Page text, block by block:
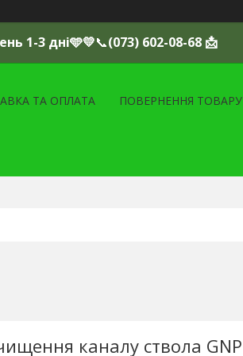
1-3 дні🩵💛📞(073) 602-08-68 📩
ТА ОПЛАТА ПОВЕРНЕННЯ ТОВАРУ
каналу ствола GNP